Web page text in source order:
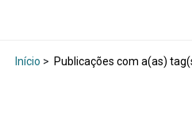
Início > Publicações com a(as)